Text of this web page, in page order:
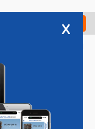
Check in
x